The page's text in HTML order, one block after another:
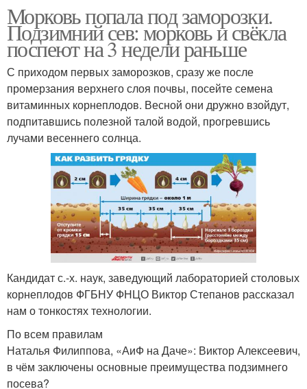
Морковь попала под заморозки.
Подзимний сев: морковь и свёкла
поспеют на 3 недели раньше
С приходом первых заморозков, сразу же после
промерзания верхнего слоя почвы, посейте семена
витаминных корнеплодов. Весной они дружно взойдут,
подпитавшись полезной талой водой, прогревшись
лучами весеннего солнца.
Кандидат с.-х. наук, заведующий лабораторией столовых
корне­плодов ФГБНУ ФНЦО Виктор Степанов рассказал
нам о тонкостях технологии.
По всем правилам
Наталья Филиппова, «АиФ на Даче»: Виктор Алексеевич,
в чём заключены основные преимущества подзимнего
посева?